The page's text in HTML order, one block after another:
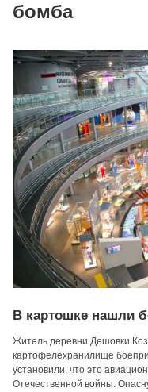
бомба
В картошке нашли
Житель деревни Дешовки
картофелехранилище
установили, что это
Отечественной войны.